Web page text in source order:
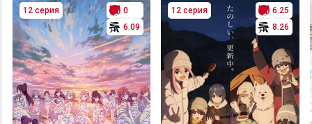
12 серия
0
6.09
12 серия
6.25
8.26